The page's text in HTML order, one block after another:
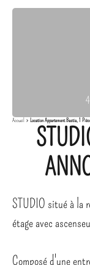
Accueil Location Appartement Bastia, 1
STUDIO situé à la
étage avec
Composé d'une